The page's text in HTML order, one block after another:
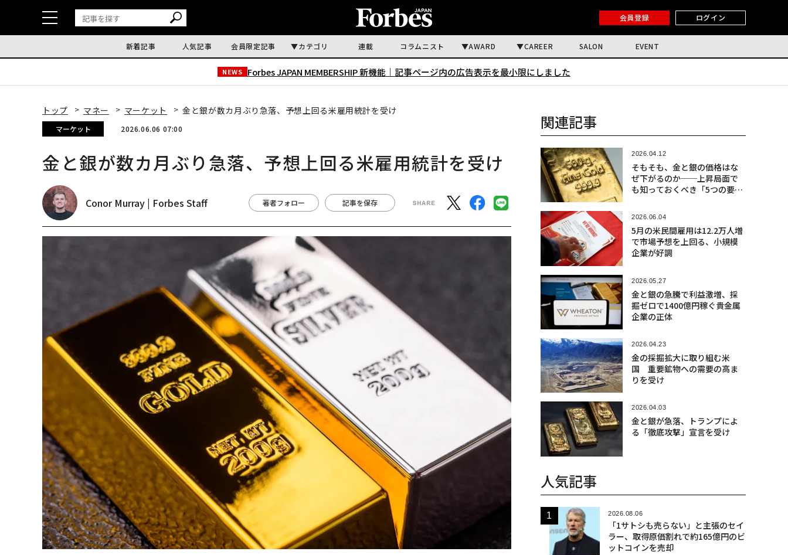
会員登録 ログイン
新着記事 人気記事 会員限定記事 カテゴリ 連載 コラムニスト AWARD CAREER SALON EVENT
NEWS Forbes JAPAN MEMBERSHIP 新機能｜ 記事ページ内の広告表示を最小限にしました
トップ マネー マーケット 金と銀が数カ月ぶり急落、予想上回る米雇用統計を受け
マーケット 2026.06.06 07:00
金と銀が数カ月ぶり急落、予想上回る米雇用統計を受け
Conor Murray | Forbes Staff 著者フォロー 記事を保存
関連記事
2026.04.12
そもそも、金と銀の価格はな
ぜ下がるのか──上昇局面で
も知っておくべき「5つの要
2026.06.04
5月の米民間雇用は12.2万人増
で市場予想を上回る、小規模
企業が好調
2026.05.27
金と銀の急騰で利益激増、採
掘ゼロで1400億円稼ぐ貴金属
企業の正体
2026.04.23
金の採掘拡大に取り組む米
国 重要鉱物への需要の高ま
りを受け
2026.04.03
金と銀が急落、トランプによ
る「徹底攻撃」宣言を受け
人気記事
2026.08.06
「1サトシも売らない」と主張のセイ
ラー、取得原価割れで約165億円のビ
ットコインを売却